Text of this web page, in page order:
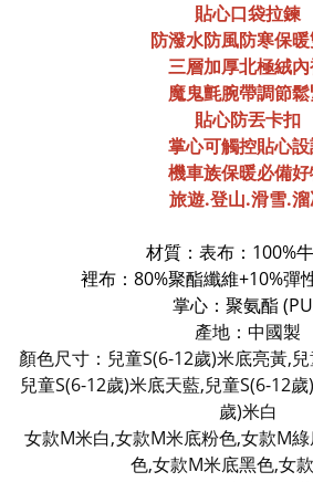
貼心口袋拉鍊
防潑水防風防寒保
三層加厚北極絨
魔鬼氈腕帶調節
貼心防丟卡扣
掌心可觸控貼心
機車族保暖必備
旅遊.登山.滑雪.
材質：表布：100%
裡布：80%聚酯纖維+10%彈
掌心：聚氨酯
產地：中國製
顏色尺寸：兒童S(6-12歲)米底亮黃,
兒童S(6-12歲)米底天藍,兒童S(6-12歲)
歲)米白
女款M米白,女款M米底粉色,女款M
色,女款M米底黑色,女